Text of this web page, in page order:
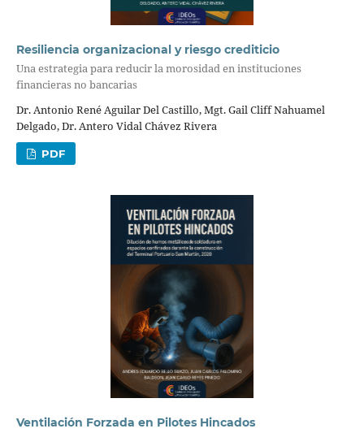
Resiliencia organizacional y riesgo crediticio
Una estrategia para reducir la morosidad en instituciones
financieras no bancarias
Dr. Antonio René Aguilar Del Castillo, Mgt. Gail Cliff Nahuamel
Delgado, Dr. Antero Vidal Chávez Rivera
PDF
Ventilación Forzada en Pilotes Hincados